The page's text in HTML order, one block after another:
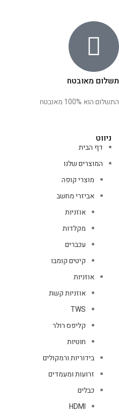
תשלום מאובטח
התשלום הוא 100% מאובטח
ניווט
דף הבית
המוצרים שלנו
מוצרי קופה
אביזרי מחשב
אוזניות
מקלדות
עכברים
קיטים קומבו
אוזניות
אוזניות קשת
TWS
קליפס רולר
חוטיות
בידוריות ורמקולים
זרועות ומעמדים
כבלים
HDMI